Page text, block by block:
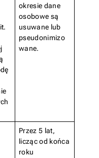
okresie dane
osobowe są
usuwane lub
pseudonimizo
wane.
Przez 5 lat,
licząc od końca
roku